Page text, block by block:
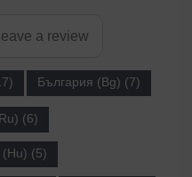
a review
България (Bg) (7)
(6)
(5)